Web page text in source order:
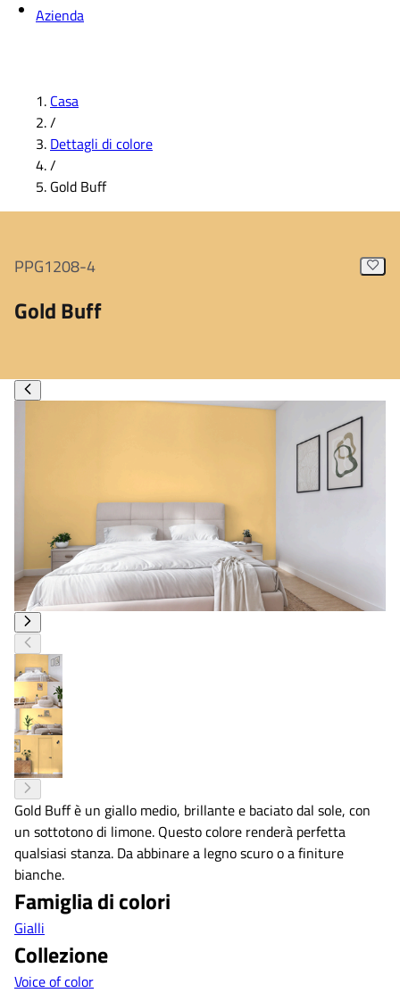
Azienda
Casa
/
Dettagli di colore
/
Gold Buff
PPG1208-4
Gold Buff
Gold Buff è un giallo medio, brillante e baciato dal sole, con
un sottotono di limone. Questo colore renderà perfetta
qualsiasi stanza. Da abbinare a legno scuro o a finiture
bianche.
Famiglia di colori
Gialli
Collezione
Voice of color